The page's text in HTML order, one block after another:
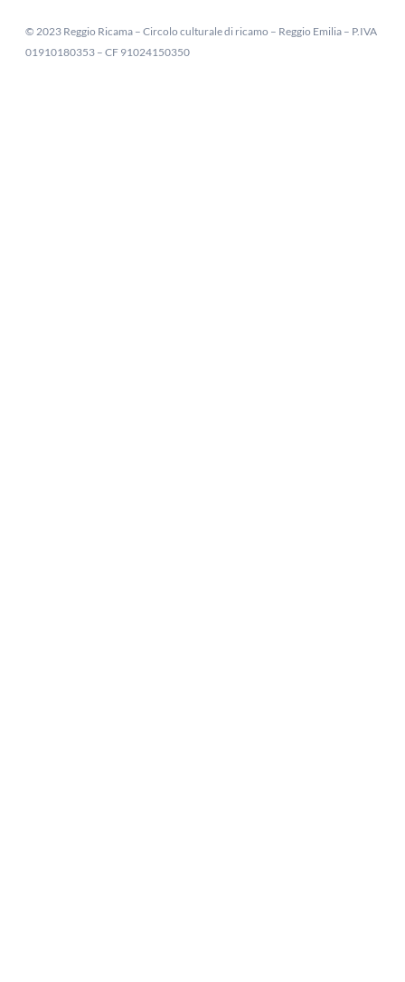
© 2023 Reggio Ricama – Circolo culturale di ricamo – Reggio Emilia – P.IVA
01910180353 – CF 91024150350